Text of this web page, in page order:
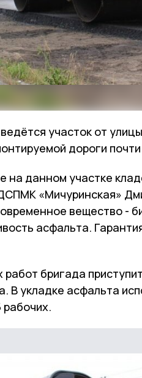
участок от
дороги
на данном участке
«Мичуринская»
вещество -
асфальта.
бригада
В укладке асфальта
рабочих.